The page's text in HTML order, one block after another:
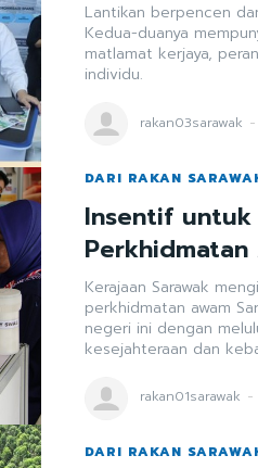
Lantikan berpencen
Kedua-duanya
matlamat kerjaya,
individu.
rakan03sarawak -
DARI RAKAN
Insentif
Perkhidmatan
Kerajaan Sarawak
perkhidmatan awam
negeri ini dengan
kesejahteraan dan
rakan01sarawak -
DARI RAKAN